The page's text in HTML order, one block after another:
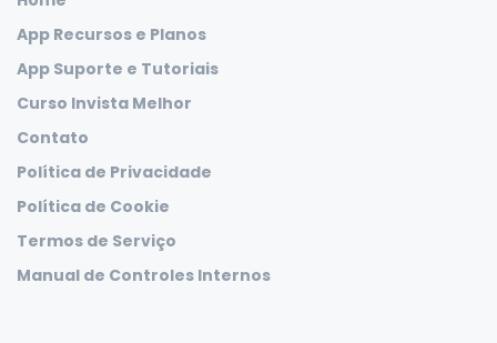
App Recursos e Planos
App Suporte e Tutoriais
Curso Invista Melhor
Contato
Política de Privacidade
Política de Cookie
Termos de Serviço
Manual de Controles Internos